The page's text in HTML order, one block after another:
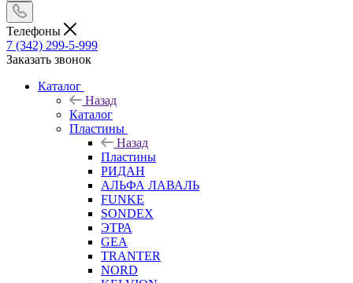
Телефоны
7 (342) 299-5-999
Заказать звонок
Каталог
Назад
Каталог
Пластины
Назад
Пластины
РИДАН
АЛЬФА ЛАВАЛЬ
FUNKE
SONDEX
ЭТРА
GEA
TRANTER
NORD